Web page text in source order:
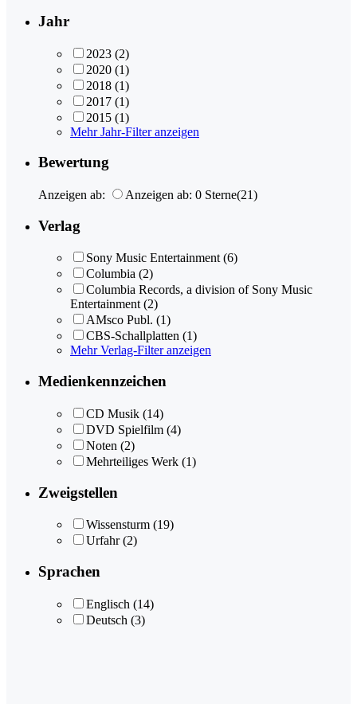
Jahr
2023 (2)
2020 (1)
2018 (1)
2017 (1)
2015 (1)
Mehr Jahr-Filter anzeigen
Bewertung
Anzeigen ab: Anzeigen ab: 0 Sterne(21)
Verlag
Sony Music Entertainment (6)
Columbia (2)
Columbia Records, a division of Sony Music
Entertainment (2)
AMsco Publ. (1)
CBS-Schallplatten (1)
Mehr Verlag-Filter anzeigen
Medienkennzeichen
CD Musik (14)
DVD Spielfilm (4)
Noten (2)
Mehrteiliges Werk (1)
Zweigstellen
Wissensturm (19)
Urfahr (2)
Sprachen
Englisch (14)
Deutsch (3)